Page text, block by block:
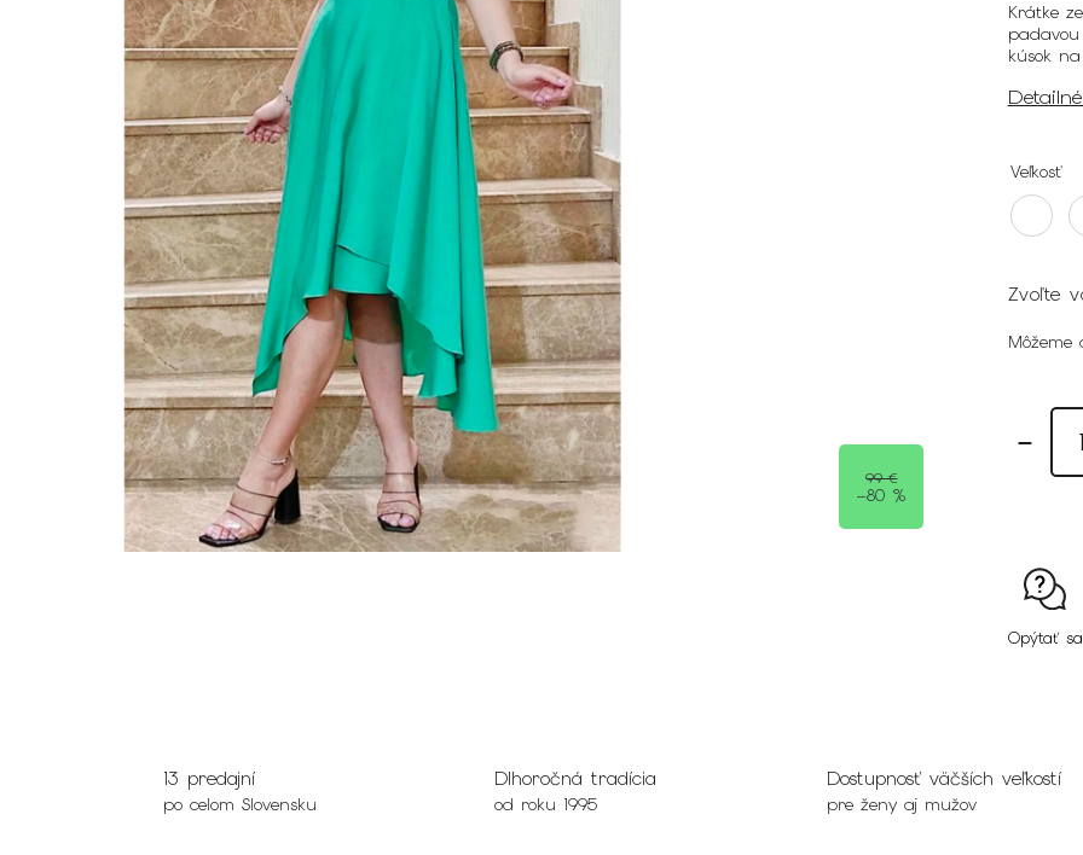
99 €
–80 %
Krátke
kúsok
Veľkosť
Zvoľte
Môžeme
Opýtať sa
13 predajní
po celom Slovensku
Dlhoročná tradícia
od roku 1995
Dostupnosť väčších veľkostí
pre ženy aj mužov